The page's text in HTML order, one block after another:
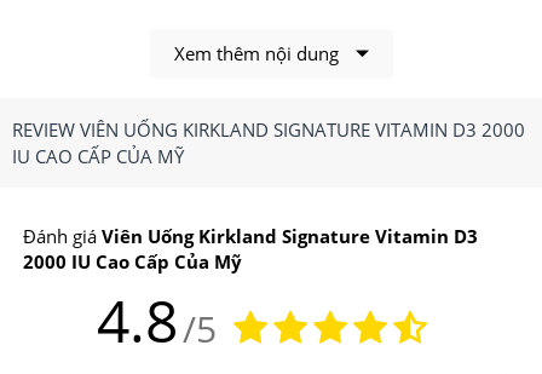
Xem thêm nội dung
REVIEW VIÊN UỐNG KIRKLAND SIGNATURE VITAMIN D3 2000
IU CAO CẤP CỦA MỸ
Đánh giá Viên Uống Kirkland Signature Vitamin D3
2000 IU Cao Cấp Của Mỹ
4.8/5